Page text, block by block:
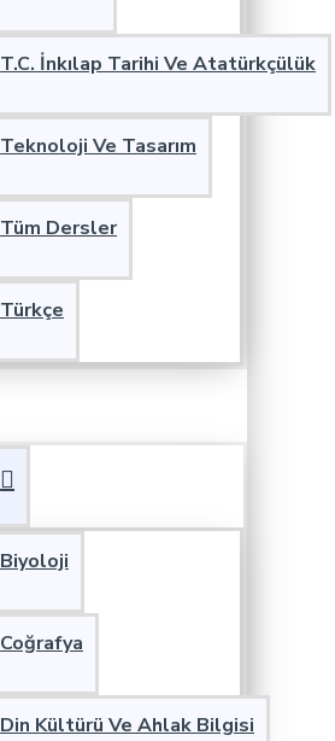
T.C. İnkılap Tarihi Ve Atatürkçülük
Teknoloji Ve Tasarım
Tüm Dersler
Türkçe
Biyoloji
Coğrafya
Din Kültürü Ve Ahlak Bilgisi